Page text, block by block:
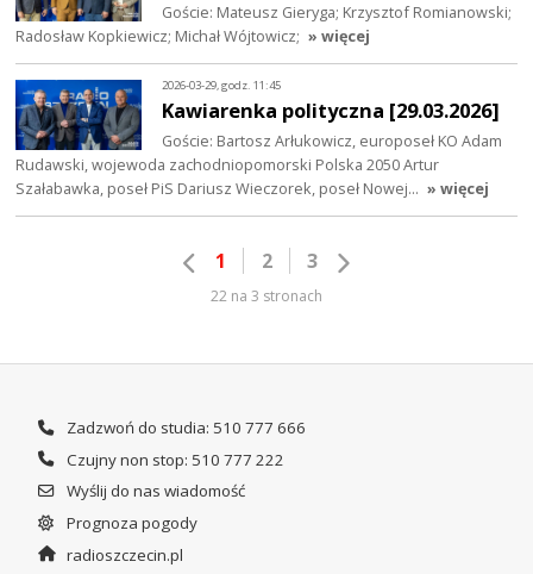
Goście: Mateusz Gieryga; Krzysztof Romianowski;
Radosław Kopkiewicz; Michał Wójtowicz; » więcej
2026-03-29, godz. 11:45
Kawiarenka polityczna [29.03.2026]
Goście: Bartosz Arłukowicz, europoseł KO Adam
Rudawski, wojewoda zachodniopomorski Polska 2050 Artur
Szałabawka, poseł PiS Dariusz Wieczorek, poseł Nowej… » więcej
1 2 3
22 na 3 stronach
Zadzwoń do studia: 510 777 666
Czujny non stop: 510 777 222
Wyślij do nas wiadomość
Prognoza pogody
radioszczecin.pl